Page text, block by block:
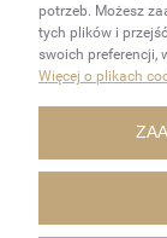
chcesz
informacje o
promocjach.
potrzeb. Możesz
tych plików i
swoich preferencji,
Więcej o plikach